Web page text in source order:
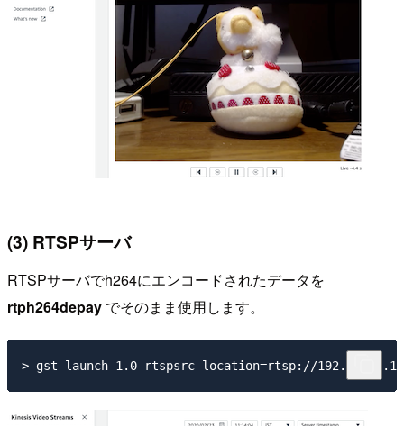
(3) RTSPサーバ
RTSPサーバでh264にエンコードされたデータを
rtph264depay でそのまま使用します。